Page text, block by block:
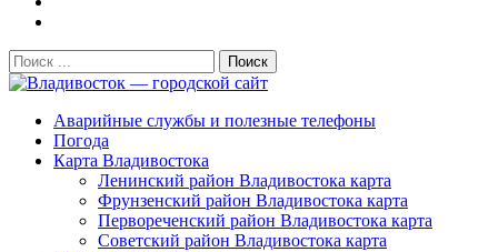
Поиск:
Владивосток — городской сайт
Аварийные службы и полезные телефоны
Погода
Карта Владивостока
Ленинский район Владивостока карта
Фрунзенский район Владивостока карта
Первореченский район Владивостока карта
Советский район Владивостока карта